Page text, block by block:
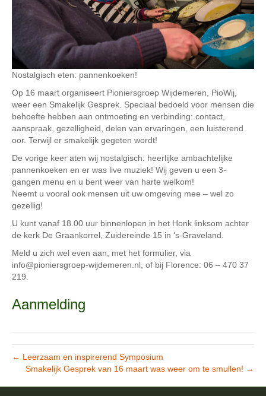
Nostalgisch eten: pannenkoeken!
Op 16 maart organiseert Pioniersgroep Wijdemeren, PioWij,
weer een Smakelijk Gesprek. Speciaal bedoeld voor mensen die
behoefte hebben aan ontmoeting en verbinding: contact,
aanspraak, gezelligheid, delen van ervaringen, een luisterend
oor. Terwijl er smakelijk gegeten wordt!
De vorige keer aten wij nostalgisch: heerlijke ambachtelijke
pannenkoeken en er was live muziek! Wij geven u een 3-
gangen menu en u bent weer van harte welkom!
Neemt u vooral ook mensen uit uw omgeving mee – wel zo
gezellig!
U kunt vanaf 18.00 uur binnenlopen in het Honk linksom achter
de kerk De Graankorrel, Zuidereinde 15 in ‘s-Graveland.
Meld u zich wel even aan, met het formulier, via
info@pioniersgroep-wijdemeren.nl, of bij Florence: 06 – 470 37
219.
Aanmelding
← Leerzaam en inspirerend Symposium
Smakelijk Gesprek van 16 maart was weer om te smullen! →